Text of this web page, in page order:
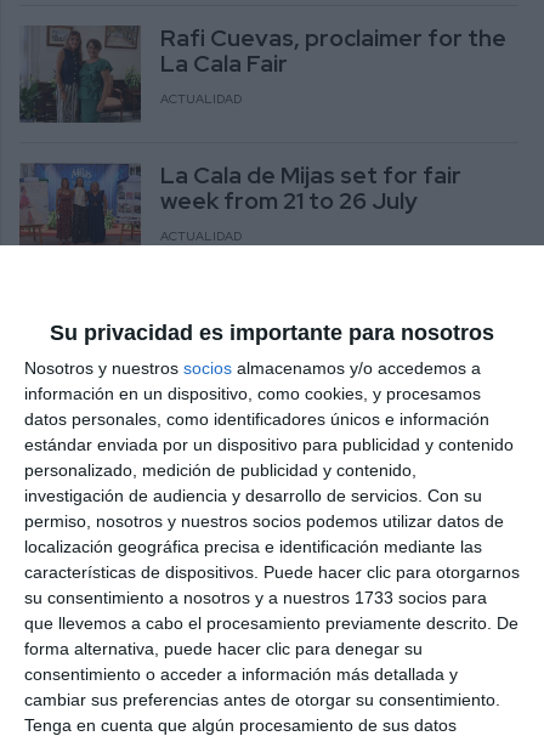
Su privacidad es importante para nosotros
Nosotros y nuestros socios almacenamos y/o accedemos a
información en un dispositivo, como cookies, y procesamos
datos personales, como identificadores únicos e información
estándar enviada por un dispositivo para publicidad y contenido
personalizado, medición de publicidad y contenido,
investigación de audiencia y desarrollo de servicios. Con su
permiso, nosotros y nuestros socios podemos utilizar datos de
localización geográfica precisa e identificación mediante las
características de dispositivos. Puede hacer clic para otorgarnos
su consentimiento a nosotros y a nuestros 1733 socios para
que llevemos a cabo el procesamiento previamente descrito. De
forma alternativa, puede hacer clic para denegar su
consentimiento o acceder a información más detallada y
cambiar sus preferencias antes de otorgar su consentimiento.
Tenga en cuenta que algún procesamiento de sus datos
Rafi Cuevas, proclaimer for the
La Cala Fair
ACTUALIDAD
La Cala de Mijas set for fair
week from 21 to 26 July
ACTUALIDAD
elderly tribute dinner at La Cala
Fair
ACTUALIDAD
Andy, Merche, Salma and
Seguridad Social this weekend
at Las Lagunas Fair
ACTUALIDAD
On Thursday, the fair offers a
flamenco night with Rancapino,
Jesús Méndez and Farruquito
ACTUALIDAD